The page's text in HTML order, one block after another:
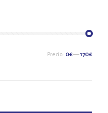
Precio: 0€—170€